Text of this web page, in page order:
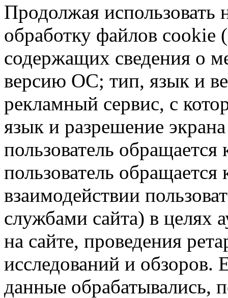
Продолжая использовать
обработку файлов cookie
содержащих сведения о
версию ОС; тип, язык и
рекламный сервис, с
язык и разрешение
пользователь обращается
пользователь обращается
взаимодействии
службами сайта) в целях
на сайте, проведения
исследований и обзоров.
данные обрабатывались,